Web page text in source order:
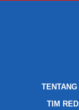
TENTANG
TIM